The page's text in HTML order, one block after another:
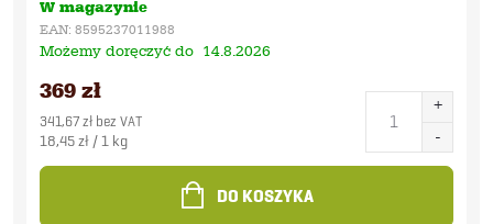
W magazynie
EAN: 8595237011988
Możemy doręczyć do 14.8.2026
369 zł
341,67 zł bez VAT
Cena
jednostkowa:
18,45 zł / 1 kg
DO KOSZYKA